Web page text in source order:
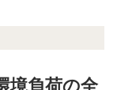
境負荷の全